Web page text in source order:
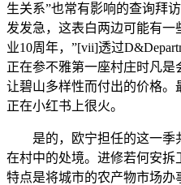
生关系”也常有影响的查询拜
发发急，这表白两边可能有
业10周年，”[vii]透过
正在参不雅第一座村庄时凡
让碧山多样性而付出的价格。
正在小红书上很火。
是的，欧宁担任的这一季
在村中的处境。进修若何安
特点是将城市的农产物市场